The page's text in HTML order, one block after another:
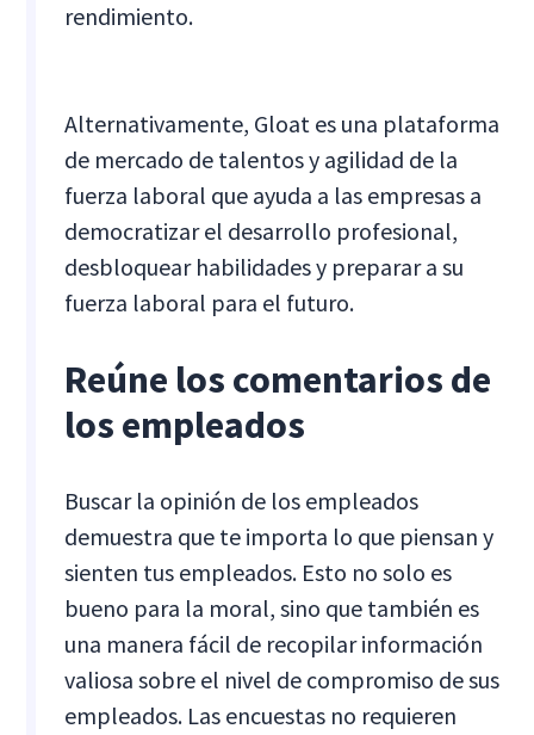
rendimiento.
Alternativamente, Gloat es una plataforma
de mercado de talentos y agilidad de la
fuerza laboral que ayuda a las empresas a
democratizar el desarrollo profesional,
desbloquear habilidades y preparar a su
fuerza laboral para el futuro.
Reúne los comentarios de
los empleados
Buscar la opinión de los empleados
demuestra que te importa lo que piensan y
sienten tus empleados. Esto no solo es
bueno para la moral, sino que también es
una manera fácil de recopilar información
valiosa sobre el nivel de compromiso de sus
empleados. Las encuestas no requieren